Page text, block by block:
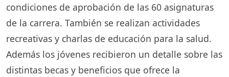
condiciones de aprobación de las 60 asignaturas
de la carrera. También se realizan actividades
recreativas y charlas de educación para la salud.
Además los jóvenes recibieron un detalle sobre las
distintas becas y beneficios que ofrece la